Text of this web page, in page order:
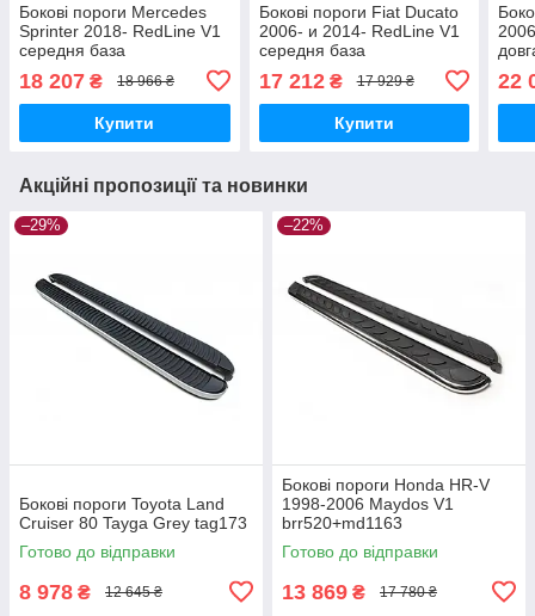
Бокові пороги Mercedes
Sprinter 2018- RedLine V1
середня база
18 207 ₴ 18 966 ₴
Купити
Бокові пороги Fiat Ducato
2006- и 2014- RedLine V1
середня база
17 212₴ 17 929 ₴
Купити
22
Акційні пропозиції та новинки
–29%
Бокові пороги Toyota Land
Cruiser 80 Tayga Grey tag173
Готово до відправки
8 978 ₴ 12 645 ₴
–22%
Бокові пороги Honda HR-V
1998-2006 Maydos V1
brr520+md1163
Готово до відправки
13 869 ₴ 17 780 ₴